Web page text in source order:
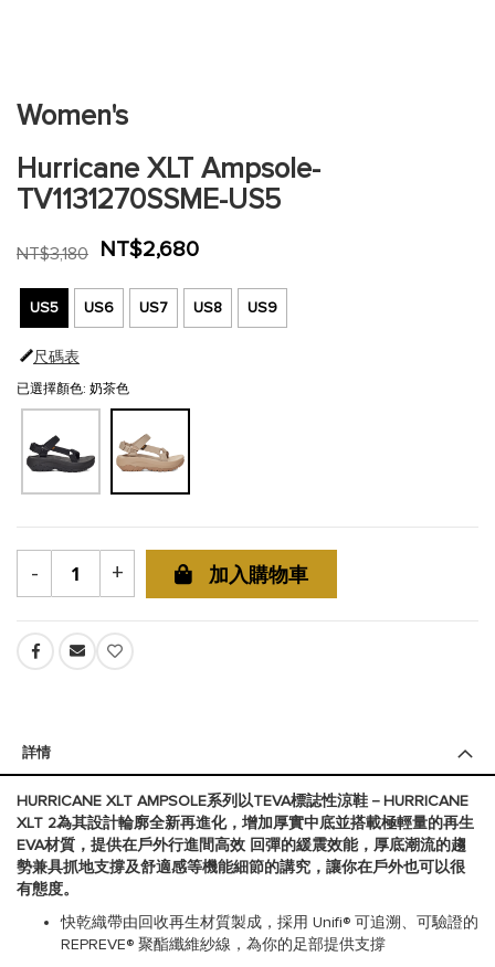
庫
開
頭
Women's
Hurricane XLT Ampsole-
TV1131270SSME-US5
NT$2,680
NT$3,180
已選擇顏色: 奶茶色
US5 US6 US7 US8 US9
尺碼表
- + 加入購物車
詳情
HURRICANE XLT AMPSOLE系列以TEVA標誌性涼鞋－HURRICANE
XLT 2為其設計輪廓全新再進化，增加厚實中底並搭載極輕量的再生
EVA材質，提供在戶外行進間高效 回彈的緩震效能，厚底潮流的趨
勢兼具抓地支撐及舒適感等機能細節的講究，讓你在戶外也可以很
有態度。
快乾織帶由回收再生材質製成，採用 Unifi® 可追溯、可驗證的
REPREVE® 聚酯纖維紗線，為你的足部提供支撐